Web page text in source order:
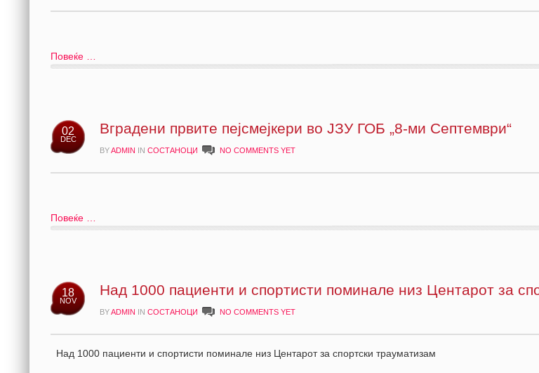
Повеќе …
02
DEC
Вградени првите пејсмејкери во ЈЗУ ГОБ „8-ми Септември“
BYADMIN IN СОСТАНОЦИ NO COMMENTS YET
Повеќе …
18
NOV
Над 1000 пациенти и спортисти поминале низ Центарот за
BYADMIN IN СОСТАНОЦИ NO COMMENTS YET
Над 1000 пациенти и спортисти поминале низ Центарот за